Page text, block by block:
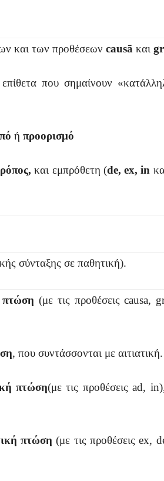
και των προθέσεων causā και
που σημαίνουν
ή προορισμό
και εμπρόθετη (de, ex, in
σύνταξης σε παθητική).
πτώση (με τις προθέσεις causa,
, που συντάσσονται με αιτιατική.
πτώση(με τις προθέσεις ad,
πτώση(με τις προθέσεις ex,